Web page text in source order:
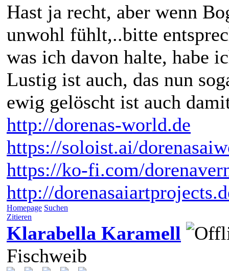
Hast ja recht, aber wenn
unwohl fühlt,..bitte
was ich davon halte, habe
Lustig ist auch, das nun
ewig gelöscht ist auch
http://dorenas-world.de
https://soloist.ai/
https://ko-fi.com/
http://
Homepage Suchen
Zitieren
Klarabella Karamell
Fischweib